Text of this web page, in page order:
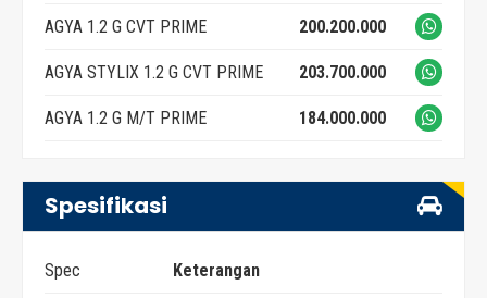
AGYA 1.2 G CVT PRIME 200.200.000
AGYA STYLIX 1.2 G CVT PRIME 203.700.000
AGYA 1.2 G M/T PRIME 184.000.000
Spesifikasi
Spec Keterangan